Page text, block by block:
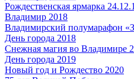
Рождественская ярмарка
Владимир 2018
Владимирский полумарафон
День города 2018
Снежная магия во Владимире
День города 2019
Новый год и Рождество 2020